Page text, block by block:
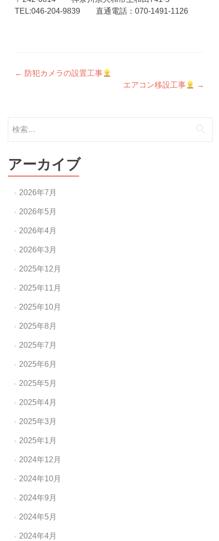
TEL:046-204-9839 直通電話：070-1491-1126
投
ビ
ゲ
ー
シ
ョ
ン
← 防犯カメラの設置工事
エアコン移設工事
→
索:
アーカイブ
2026年7月
2026年5月
2026年4月
2026年3月
2025年12月
2025年11月
2025年10月
2025年8月
2025年7月
2025年6月
2025年5月
2025年4月
2025年3月
2025年1月
2024年12月
2024年10月
2024年9月
2024年5月
2024年4月